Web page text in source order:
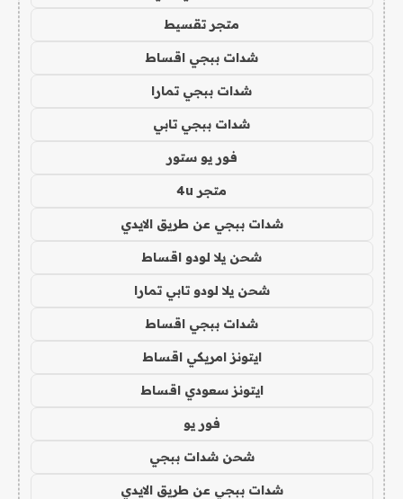
متجر تقسيط
شدات ببجي اقساط
شدات ببجي تمارا
شدات ببجي تابي
فور يو ستور
متجر 4u
شدات ببجي عن طريق الايدي
شحن يلا لودو اقساط
شحن يلا لودو تابي تمارا
شدات ببجي اقساط
ايتونز امريكي اقساط
ايتونز سعودي اقساط
فور يو
شحن شدات ببجي
شدات ببجي عن طريق الايدي